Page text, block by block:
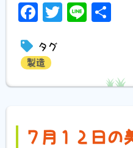
Facebook
Twitter
Line
タグ
製造
７月１２日の